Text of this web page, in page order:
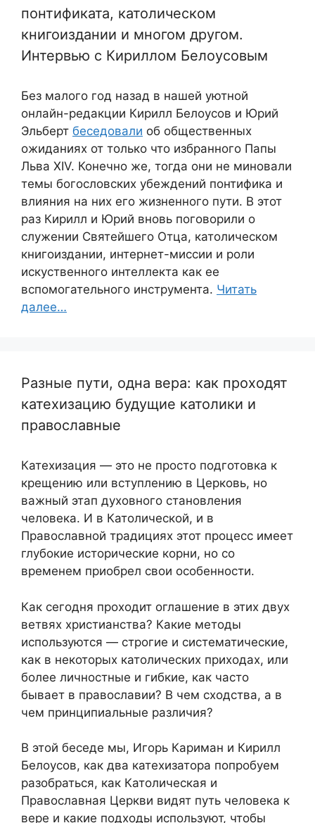
понтификата, католическом
книгоиздании и многом другом.
Интервью с Кириллом Белоусовым
Без малого год назад в нашей уютной
онлайн-редакции Кирилл Белоусов и Юрий
Эльберт беседовали об общественных
ожиданиях от только что избранного Папы
Льва XIV. Конечно же, тогда они не миновали
темы богословских убеждений понтифика и
влияния на них его жизненного пути. В этот
раз Кирилл и Юрий вновь поговорили о
служении Святейшего Отца, католическом
книгоиздании, интернет-миссии и роли
искуственного интеллекта как ее
вспомогательного инструмента. Читать
далее…
Разные пути, одна вера: как проходят
катехизацию будущие католики и
православные
Катехизация — это не просто подготовка к
крещению или вступлению в Церковь, но
важный этап духовного становления
человека. И в Католической, и в
Православной традициях этот процесс имеет
глубокие исторические корни, но со
временем приобрел свои особенности.
Как сегодня проходит оглашение в этих двух
ветвях христианства? Какие методы
используются — строгие и систематические,
как в некоторых католических приходах, или
более личностные и гибкие, как часто
бывает в православии? В чем сходства, а в
чем принципиальные различия?
В этой беседе мы, Игорь Кариман и Кирилл
Белоусов, как два катехизатора попробуем
разобраться, как Католическая и
Православная Церкви видят путь человека к
вере и какие подходы используют, чтобы